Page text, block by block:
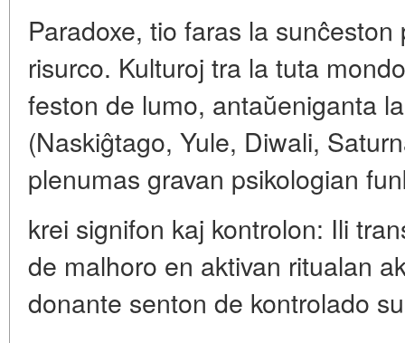
Paradoxe, tio faras la
risurco. Kulturoj tra la tuta
feston de lumo, antaŭeniganta
(Naskiĝtago, Yule, Diwali,
plenumas gravan psikologian
krei signifon kaj kontrolon: Ili
de malhoro en aktivan ritualan
donante senton de kontrolado